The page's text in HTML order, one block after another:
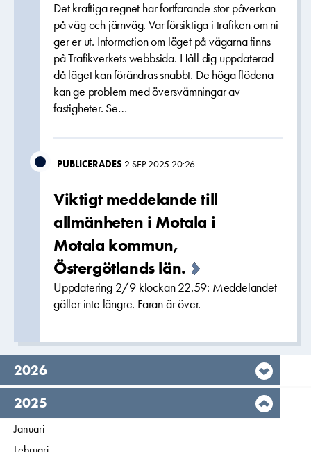
Det kraftiga regnet har fortfarande stor påverkan
på väg och järnväg. Var försiktiga i trafiken om ni
ger er ut. Information om läget på vägarna finns
på Trafikverkets webbsida. Håll dig uppdaterad
då läget kan förändras snabbt. De höga flödena
kan ge problem med översvämningar av
fastigheter. Se…
PUBLICERADES 2 SEP 2025 20:26
Viktigt meddelande till
allmänheten i Motala i
Motala kommun,
Östergötlands län.
Uppdatering 2/9 klockan 22.59: Meddelandet
gäller inte längre. Faran är över.
År,
2026
År,
2025
Filtrera på
Januari